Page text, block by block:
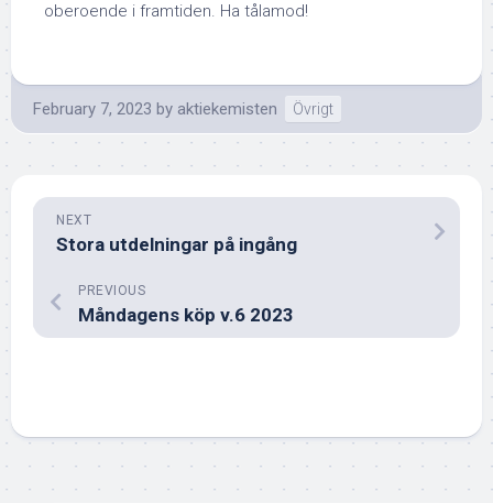
oberoende i framtiden. Ha tålamod!
February 7, 2023 by aktiekemisten Övrigt
NEXT
Stora utdelningar på ingång
PREVIOUS
Måndagens köp v.6 2023